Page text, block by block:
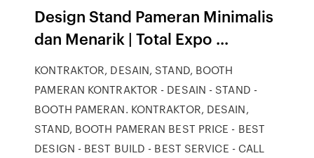
Design Stand Pameran Minimalis
dan Menarik | Total Expo ...
KONTRAKTOR, DESAIN, STAND, BOOTH
PAMERAN KONTRAKTOR - DESAIN - STAND -
BOOTH PAMERAN. KONTRAKTOR, DESAIN,
STAND, BOOTH PAMERAN BEST PRICE - BEST
DESIGN - BEST BUILD - BEST SERVICE - CALL